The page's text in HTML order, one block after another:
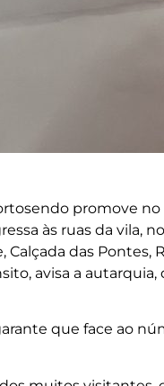
promove no
às ruas da vila,
Calçada das Pontes,
avisa a
que face ao